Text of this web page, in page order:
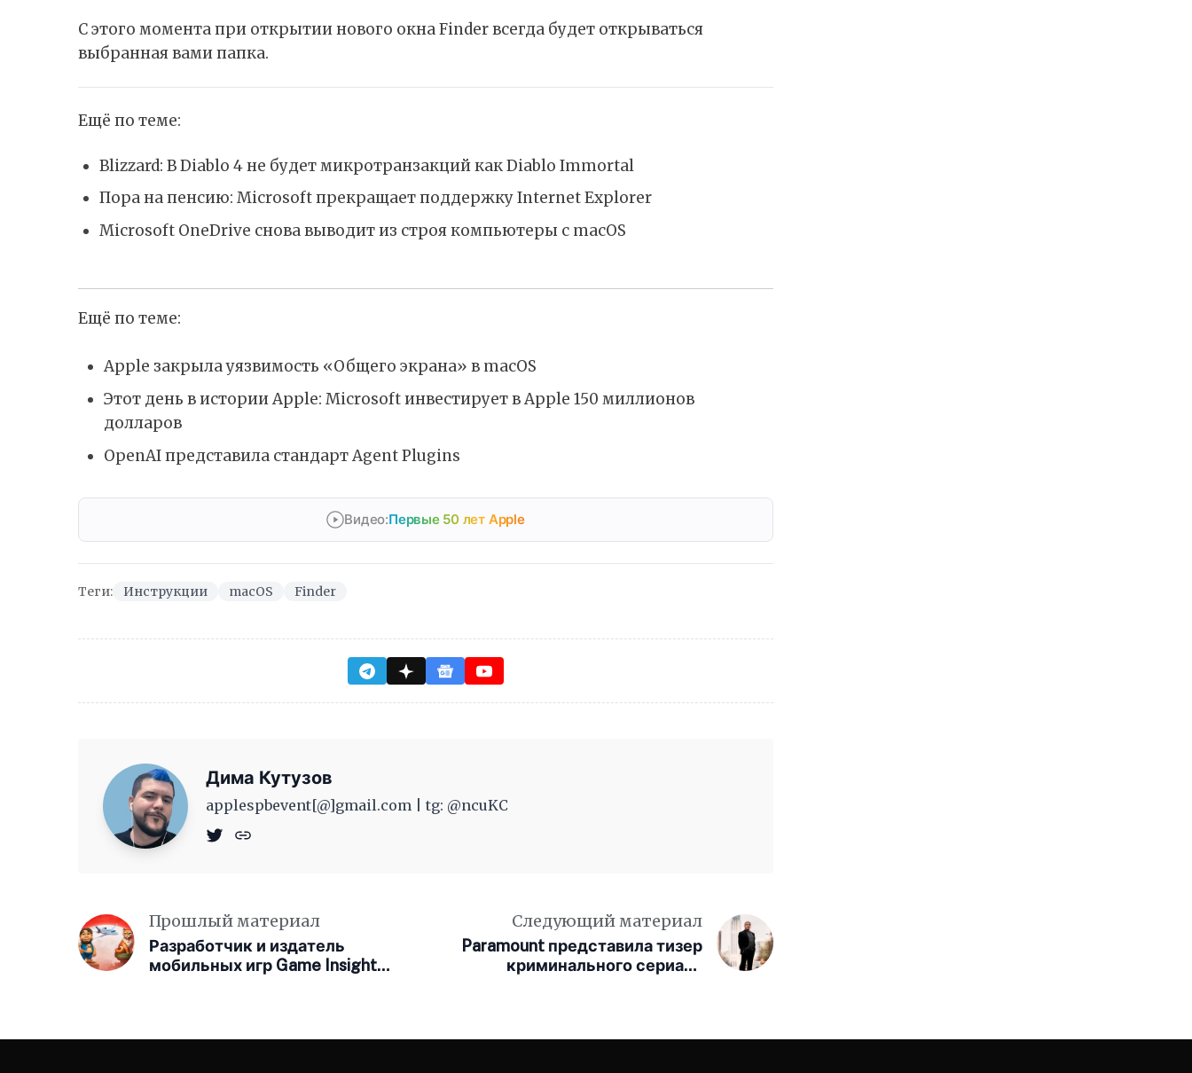
С этого момента при открытии нового окна Finder всегда будет открываться
выбранная вами папка.
Ещё по теме:
Blizzard: В Diablo 4 не будет микротранзакций как Diablo Immortal
Пора на пенсию: Microsoft прекращает поддержку Internet Explorer
Microsoft OneDrive снова выводит из строя компьютеры с macOS
Ещё по теме:
Apple закрыла уязвимость «Общего экрана» в macOS
Этот день в истории Apple: Microsoft инвестирует в Apple 150 миллионов
долларов
OpenAI представила стандарт Agent Plugins
Видео:Первые 50 лет Apple
Теги: Инструкции macOS Finder
Дима Кутузов
applespbevent[@]gmail.com | tg: @ncuKC
Прошлый материал
Разработчик и издатель
мобильных игр Game Insight
Следующий материал
Paramount представила тизер
криминального сериала